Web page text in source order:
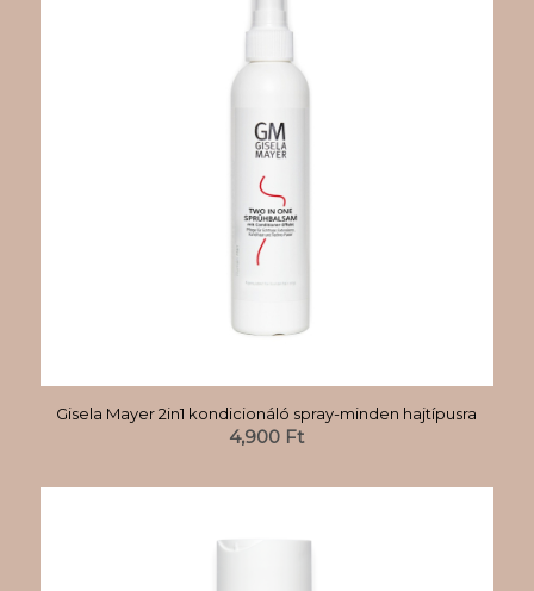
Gisela Mayer 2in1 kondicionáló spray-minden hajtípusra
4,900 Ft